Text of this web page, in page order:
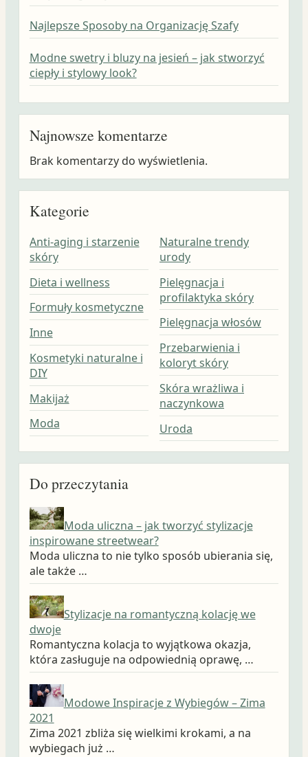
Najlepsze Sposoby na Organizację Szafy
Modne swetry i bluzy na jesień – jak stworzyć
ciepły i stylowy look?
Najnowsze komentarze
Brak komentarzy do wyświetlenia.
Kategorie
Anti-aging i starzenie
skóry
Dieta i wellness
Formuły kosmetyczne
Inne
Kosmetyki naturalne i
DIY
Makijaż
Moda
Naturalne trendy
urody
Pielęgnacja i
profilaktyka skóry
Pielęgnacja włosów
Przebarwienia i
koloryt skóry
Skóra wrażliwa i
naczynkowa
Uroda
Do przeczytania
Moda uliczna – jak tworzyć stylizacje
inspirowane streetwear?
Moda uliczna to nie tylko sposób ubierania się,
ale także …
Stylizacje na romantyczną kolację we
dwoje
Romantyczna kolacja to wyjątkowa okazja,
która zasługuje na odpowiednią oprawę, …
Modowe Inspiracje z Wybiegów – Zima
2021
Zima 2021 zbliża się wielkimi krokami, a na
wybiegach już …